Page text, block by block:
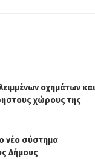
οχημάτων και
χώρους της
νέο σύστημα
Δήμους